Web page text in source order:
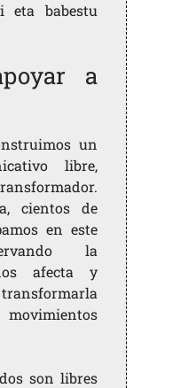
eta babestu
a
un
libre,
cientos de
en este
la
afecta y
son libres